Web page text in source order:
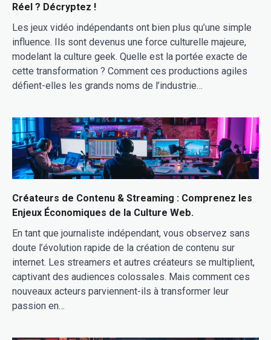
Réel ? Décryptez !
Les jeux vidéo indépendants ont bien plus qu’une simple
influence. Ils sont devenus une force culturelle majeure,
modelant la culture geek. Quelle est la portée exacte de
cette transformation ? Comment ces productions agiles
défient-elles les grands noms de l’industrie…
Créateurs de Contenu & Streaming : Comprenez les
Enjeux Économiques de la Culture Web.
En tant que journaliste indépendant, vous observez sans
doute l’évolution rapide de la création de contenu sur
internet. Les streamers et autres créateurs se multiplient,
captivant des audiences colossales. Mais comment ces
nouveaux acteurs parviennent-ils à transformer leur
passion en…